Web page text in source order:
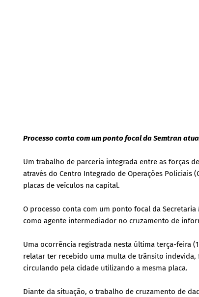
Processo conta com um ponto focal da Semtran
Um trabalho de parceria integrada entre as forças
através do Centro Integrado de Operações
placas de veículos na capital.
O processo conta com um ponto focal da
como agente intermediador no cruzamento de
Uma ocorrência registrada nesta última terça-feira
relatar ter recebido uma multa de trânsito
circulando pela cidade utilizando a mesma placa.
Diante da situação, o trabalho de cruzamento de